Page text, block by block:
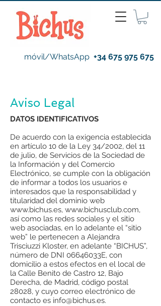
móvil/WhatsApp +34 675 975 675
Aviso Legal
DATOS IDENTIFICATIVOS
De acuerdo con la exigencia establecida
en artículo 10 de la Ley 34/2002, del 11
de julio, de Servicios de la Sociedad de
la Información y del Comercio
Electrónico, se cumple con la obligación
de informar a todos los usuarios e
interesados que la responsabilidad y
titularidad del dominio web
www.bichus.es, www.bichusclub.com,
así como las redes sociales y el sitio
web asociadas, en lo adelante el “sitio
web” le pertenecen a Alejandra
Trisciuzzi Kloster, en adelante “BICHUS”,
número de DNI 06646033E, con
domicilio a estos efectos en el local de
la Calle Benito de Castro 12, Bajo
Derecha, de Madrid, código postal
28028, y cuyo correo electrónico de
contacto es info@bichus.es.